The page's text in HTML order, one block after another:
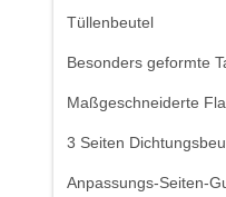
Tüllenbeutel
Besonders geformte
Maßgeschneiderte
3 Seiten
Anpassungs-Seiten-